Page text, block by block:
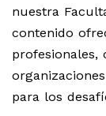
nuestra
contenido
profesionales,
para los